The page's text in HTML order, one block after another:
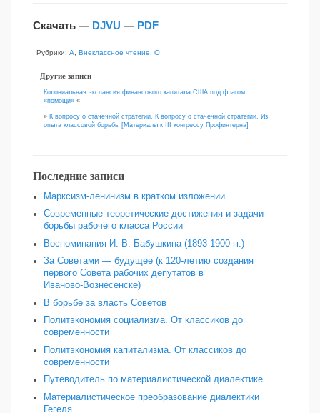
Скачать — DJVU — PDF
Рубрики: А Внеклассное чтение О
Другие записи
Колониальная экспансия финансового капитала США под флагом
«помощи» «
» К вопросу о стачечной стратегии. К вопросу о стачечной стратегии. Из
опыта классовой борьбы [Материалы к III конгрессу Профинтерна]
Последние записи
Марксизм-ленинизм в кратком изложении
Современные теоретические достижения и задачи
борьбы рабочего класса России
Воспоминания И. В. Бабушкина (1893-1900 гг.)
За Советами — будущее (к 120‑летию создания
первого Совета рабочих депутатов в
Иваново‑Вознесенске)
В борьбе за власть Советов
Политэкономия социализма. От классиков до
современности
Политэкономия капитализма. От классиков до
современности
Путеводитель по материалистической диалектике
Материалистическое преобразование диалектики
Гегеля